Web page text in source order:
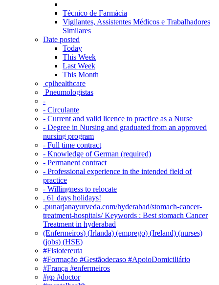
Técnico de Farmácia
Vigilantes, Assistentes Médicos e Trabalhadores
Similares
Date posted
Today
This Week
Last Week
This Month
‎ cplhealthcare‬
Pneumologistas
-
- Circulante
- Current and valid licence to practice as a Nurse
- Degree in Nursing and graduated from an approved
nursing program
- Full time contract
- Knowledge of German (required)
- Permanent contract
- Professional experience in the intended field of
practice
- Willingness to relocate
. 61 days holidays!
.punarjanayurveda.com/hyderabad/stomach-cancer-
treatment-hospitals/ Keywords : Best stomach Cancer
Treatment in hyderabad
(Enfermeiros) (Irlanda) (emprego) (Ireland) (nurses)
(jobs) (HSE)
#Fisiotereuta
#Formação #Gestãodecaso #ApoioDomiciliário
#França #enfermeiros
#gp #doctor